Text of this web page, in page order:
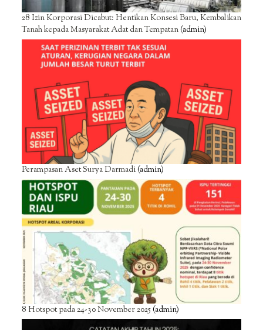
28 Izin Korporasi Dicabut: Hentikan Konsesi Baru, Kembalikan
Tanah kepada Masyarakat Adat dan Tempatan(admin)
Perampasan Aset Surya Darmadi(admin)
8 Hotspot pada 24-30 November 2025(admin)